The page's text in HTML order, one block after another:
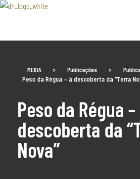
MEDIA > Publicações >
Peso da Régua – à descoberta da “Terra
Peso da Régua –
descoberta da
Nova”